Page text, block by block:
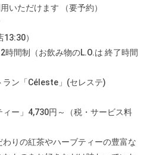
いただけます （要予約）
）
間制（お飲み物のL.O.は 終了時間
ラン「Céleste」(セレステ)
ィー」4,730円～（税・サービス料
りの紅茶やハーブティーの豊富な